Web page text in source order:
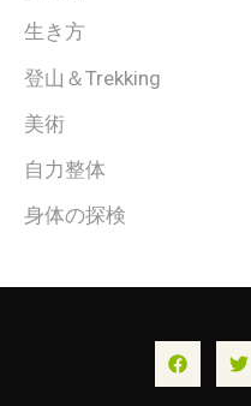
生き方
登山＆Trekking
美術
自力整体
身体の探検